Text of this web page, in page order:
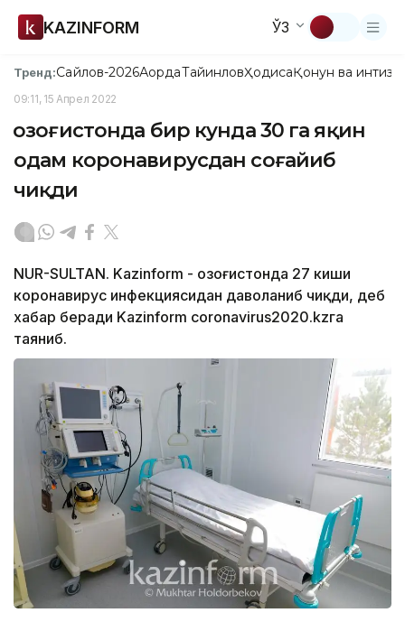
KAZINFORM ЎЗ
Тренд:Сайлов-2026АқордаТайинловҲодисаҚонун ва
09:11, 15 Апрел 2022
Қозоғистонда бир кунда 30 га яқин
одам коронавирусдан соғайиб
чиқди
NUR-SULTAN. Kazinform - Қозоғистонда 27 киши
коронавирус инфекциясидан даволаниб чиқди, деб
хабар беради Kazinform cоronavirus2020.kzга
таяниб.